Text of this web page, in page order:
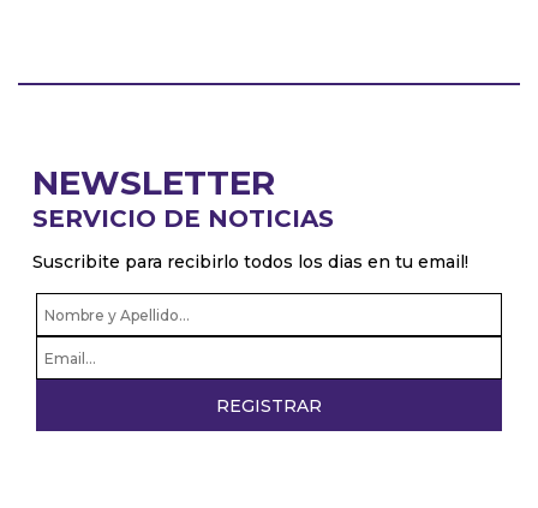
NEWSLETTER
SERVICIO DE NOTICIAS
Suscribite para recibirlo todos los dias en tu email!